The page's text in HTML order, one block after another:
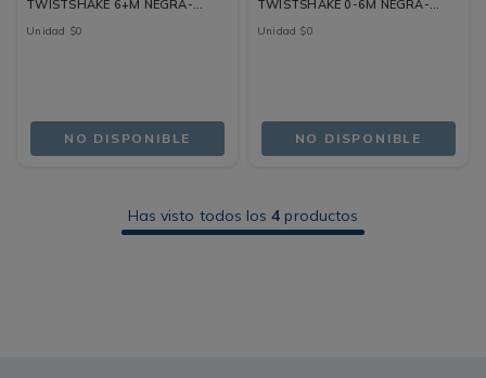
TWISTSHAKE 6+M NEGRA-
Unidad $0
NO DISPONIBLE
TWISTSHAKE 0-6M NEGRA-
Unidad $0
NO DISPONIBLE
Has visto todos los4 productos